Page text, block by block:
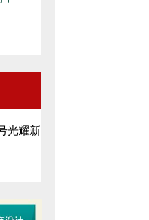
光耀新